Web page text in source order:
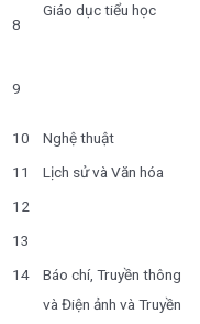
Giáo dục tiểu học
8
9
10
Nghệ thuật
11
Lịch sử và Văn hóa
12
Báo chí, Truyền thông
và Điện ảnh và Truyền
13
14